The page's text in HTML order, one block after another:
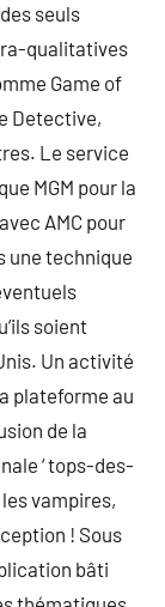
seuls
qualitatives
Game of
Detective,
Le service
MGM pour la
AMC pour
une technique
soient
Un activité
plateforme au
de la
‘ tops-des-
vampires,
! Sous
bâti